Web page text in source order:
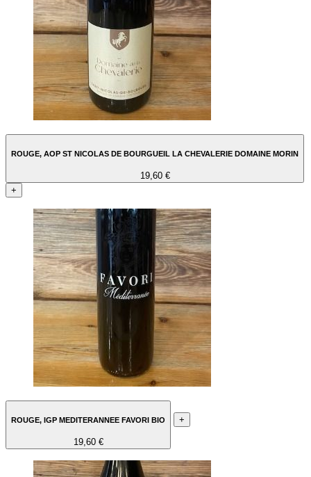
ROUGE, AOP ST NICOLAS DE BOURGUEIL LA CHEVALERIE DOMAINE MORIN
19,60 €
+
ROUGE, IGP MEDITERANNEE FAVORI BIO
19,60 €
+